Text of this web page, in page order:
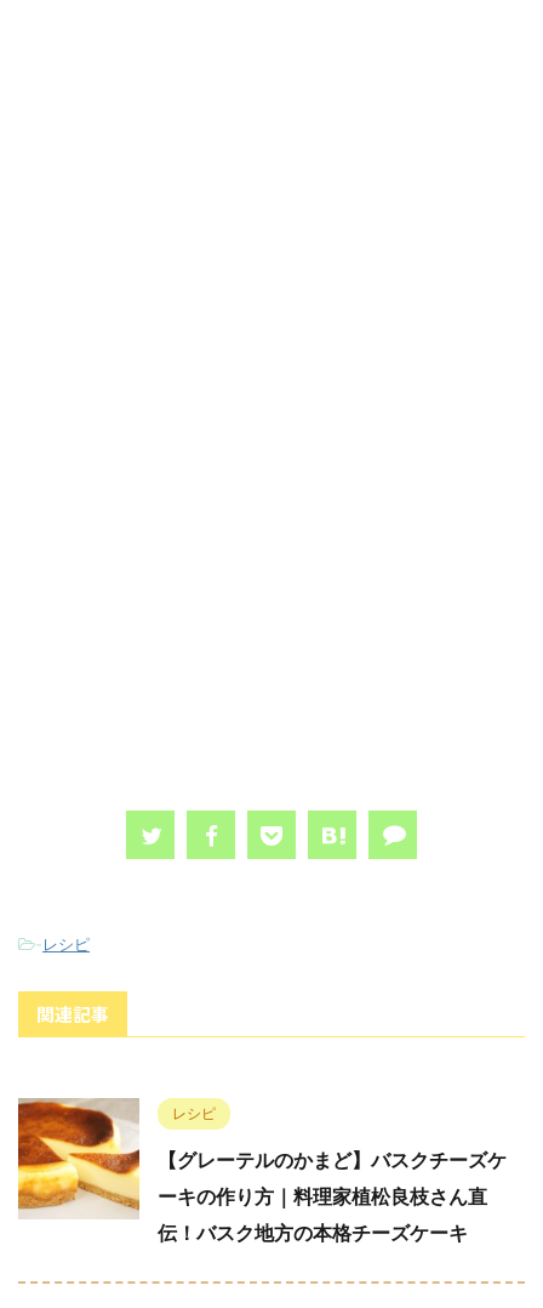
-レシピ
関連記事
レシピ
【グレーテルのかまど】バスクチーズケ
ーキの作り方｜料理家植松良枝さん直
伝！バスク地方の本格チーズケーキ